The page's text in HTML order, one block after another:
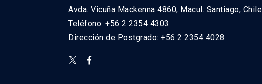
Avda. Vicuña Mackenna 4860, Macul. Santiago, Chile
Teléfono: +56 2 2354 4303
Dirección de Postgrado: +56 2 2354 4028